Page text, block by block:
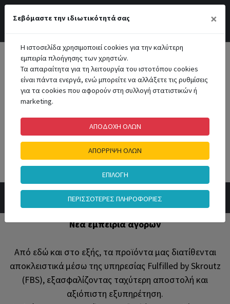
Καλάθι Αγορών
Αναζήτηση
Νέα εμπειρία αγορών
Από εδώ και στο εξής, τα προϊόντα μας διατίθενται
αποκλειστικά μέσω της υπηρεσίας Fulfilled by Skroutz
(FBS), εξασφαλίζοντας ταχύτερη αποστολή και
αξιόπιστη εξυπηρέτηση.
Σεβόμαστε την ιδιωτικότητά σας ×
Η ιστοσελίδα χρησιμοποιεί cookies για την καλύτερη
εμπειρία πλοήγησης των χρηστών.
Τα απαραίτητα για τη λειτουργία του ιστοτόπου cookies
είναι πάντα ενεργά, ενώ μπορείτε να αλλάξετε τις ρυθμίσεις
για τα cookies που αφορούν στη συλλογή στατιστικών ή
marketing.
ΑΠΟΔΟΧΗ ΟΛΩΝ
ΑΠΟΡΡΙΨΗ ΟΛΩΝ
ΕΠΙΛΟΓΗ
ΠΕΡΙΣΣΟΤΕΡΕΣ ΠΛΗΡΟΦΟΡΙΕΣ